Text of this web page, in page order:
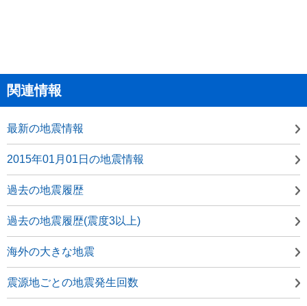
関連情報
最新の地震情報
2015年01月01日の地震情報
過去の地震履歴
過去の地震履歴(震度3以上)
海外の大きな地震
震源地ごとの地震発生回数